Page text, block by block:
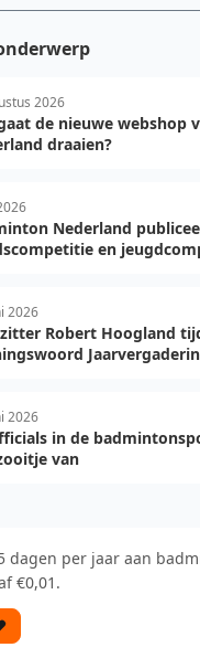
2026
de nieuwe webshop
draaien?
Nederland
en
2026
Robert Hoogland
2026
in de
van
dagen per jaar aan
€0,01.